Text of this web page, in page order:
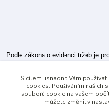
Podle zákona o evidenci tržeb je
Zároveň je povinen zaevidovat
případě technického výpadku pak
S cílem usnadnit Vám
cookies. Používáním našich
souborů cookie na vašem
můžete změnit v